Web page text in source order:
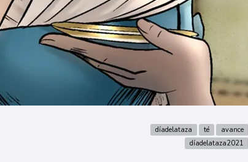
avance
té
díadelataza
díadelataza2021